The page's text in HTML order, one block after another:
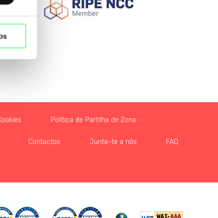
Política de Partilha de Zona
Contactos Junta-te a nós FAQ